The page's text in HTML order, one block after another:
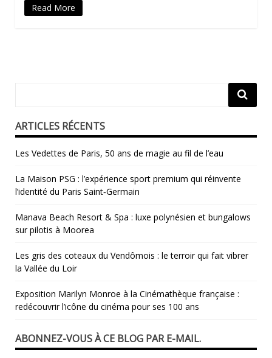
Read More
ARTICLES RÉCENTS
Les Vedettes de Paris, 50 ans de magie au fil de l’eau
La Maison PSG : l’expérience sport premium qui réinvente
l’identité du Paris Saint‑Germain
Manava Beach Resort & Spa : luxe polynésien et bungalows
sur pilotis à Moorea
Les gris des coteaux du Vendômois : le terroir qui fait vibrer
la Vallée du Loir
​Exposition Marilyn Monroe à la Cinémathèque française :
redécouvrir l’icône du cinéma pour ses 100 ans
ABONNEZ-VOUS À CE BLOG PAR E-MAIL.